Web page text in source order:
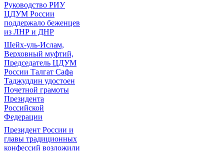
Руководство РИУ
ЦДУМ России
поддержало беженцев
из ЛНР и ДНР
Шейх-уль-Ислам,
Верховный муфтий,
Председатель ЦДУМ
России Талгат Сафа
Таджуддин удостоен
Почетной грамоты
Президента
Российской
Федерации
Президент России и
главы традиционных
конфессий возложили